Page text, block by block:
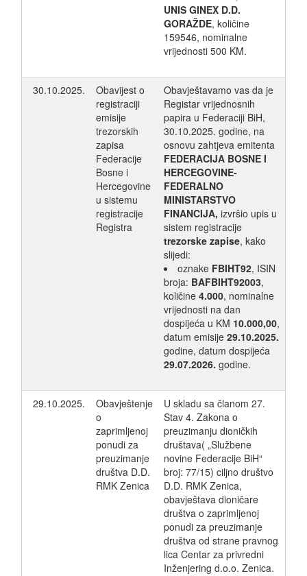
UNIS GINEX D.D.
GORAŽDE, količine
159546, nominalne
vrijednosti 500 KM.
30.10.2025.
Obavijest o
registraciji
emisije
trezorskih
zapisa
Federacije
Bosne i
Hercegovine
u sistemu
registracije
Registra
Obavještavamo vas da je
Registar vrijednosnih
papira u Federaciji BiH,
30.10.2025. godine, na
osnovu zahtjeva emitenta
FEDERACIJA BOSNE I
HERCEGOVINE-
FEDERALNO
MINISTARSTVO
FINANCIJA, izvršio upis u
sistem registracije
trezorske zapise, kako
slijedi:
oznake FBIHT92, ISIN
broja: BAFBIHT92003,
količine 4.000, nominalne
vrijednosti na dan
dospijeća u KM 10.000,00,
datum emisije 29.10.2025.
godine, datum dospijeća
29.07.2026. godine.
29.10.2025.
Obavještenje
o
zaprimljenoj
ponudi za
preuzimanje
društva D.D.
RMK Zenica
U skladu sa članom 27.
Stav 4. Zakona o
preuzimanju dioničkih
društava( „Službene
novine Federacije BiH“
broj: 77/15) ciljno društvo
D.D. RMK Zenica,
obavještava dioničare
društva o zaprimljenoj
ponudi za preuzimanje
društva od strane pravnog
lica Centar za privredni
Inženjering d.o.o. Zenica.